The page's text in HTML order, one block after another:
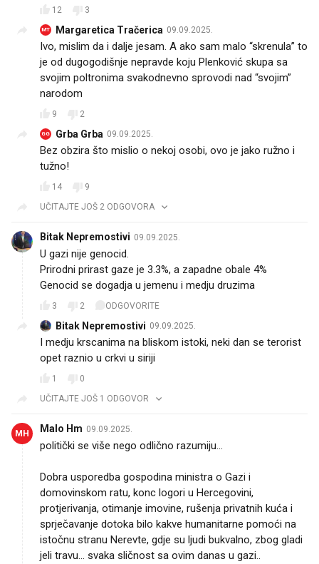
12 3
MT Margaretica Tračerica 09.09.2025.
Ivo, mislim da i dalje jesam. A ako sam malo “skrenula” to
je od dugogodišnje nepravde koju Plenković skupa sa
svojim poltronima svakodnevno sprovodi nad “svojim”
narodom
9 2
GG Grba Grba 09.09.2025.
Bez obzira što mislio o nekoj osobi, ovo je jako ružno i
tužno!
14
9
UČITAJTE JOŠ 2 ODGOVORA
Bitak Nepremostivi 09.09.2025.
U gazi nije genocid.
Prirodni prirast gaze je 3.3%, a zapadne obale 4%
Genocid se dogadja u jemenu i medju druzima
3 2 ODGOVORITE
Bitak Nepremostivi 09.09.2025.
I medju krscanima na bliskom istoki, neki dan se terorist
opet raznio u crkvi u siriji
1
0
UČITAJTE JOŠ 1 ODGOVOR
MH Malo Hm 09.09.2025.
politički se više nego odlično razumiju...
Dobra usporedba gospodina ministra o Gazi i
domovinskom ratu, konc logori u Hercegovini,
protjerivanja, otimanje imovine, rušenja privatnih kuća i
sprječavanje dotoka bilo kakve humanitarne pomoći na
istočnu stranu Nerevte, gdje su ljudi bukvalno, zbog gladi
jeli travu... svaka sličnost sa ovim danas u gazi..